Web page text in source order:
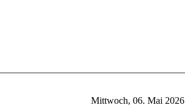
Mittwoch, 06. Mai 2026